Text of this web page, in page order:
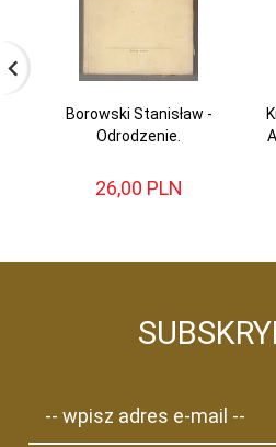
Borowski Stanisław -
Odrodzenie.
26,00 PLN
-- wpisz adres e-mail --